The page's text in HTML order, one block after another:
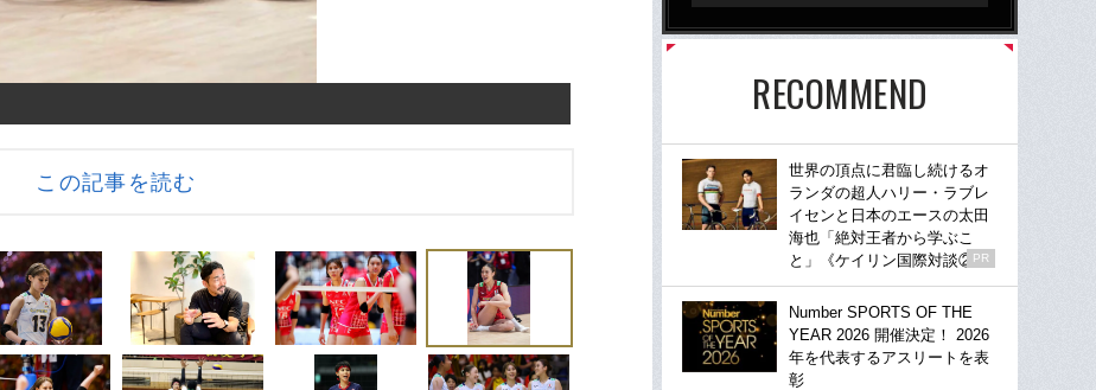
この記事を読む
RECOMMEND
世界の頂点に君臨し続けるオ
ランダの超人ハリー・ラブレ
イセンと日本のエースの太田
海也「絶対王者から学ぶこ
と」《ケイリン国際対談②》
PR
Number SPORTS OF THE
YEAR 2026 開催決定！ 2026
年を代表するアスリートを表
彰